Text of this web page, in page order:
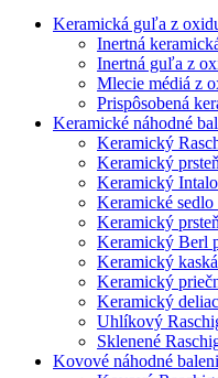
Keramická guľa z
Inertná
Inertná guľa z
Mlecie médiá z
Prispôsobená
Keramické náhodné
Keramický
Keramický
Keramický
Keramické
Keramický
Keramický Berl
Keramický
Keramický
Keramický
Uhlíkový
Sklenené
Kovové náhodné